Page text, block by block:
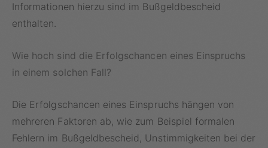
Informationen hierzu sind im Bußgeldbescheid
enthalten.
Wie hoch sind die Erfolgschancen eines Einspruchs
in einem solchen Fall?
Die Erfolgschancen eines Einspruchs hängen von
mehreren Faktoren ab, wie zum Beispiel formalen
Fehlern im Bußgeldbescheid, Unstimmigkeiten bei der